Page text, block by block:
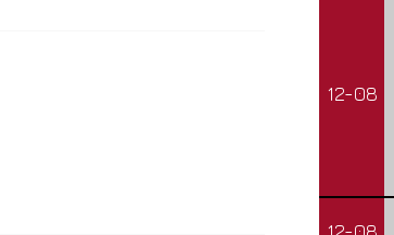
12-08